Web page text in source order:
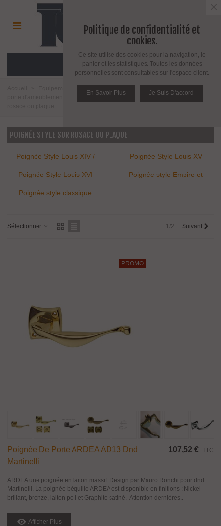
MENU
POIGNÉE STYLE SUR ROSACE OU PLAQUE
Poignée Style Louis XIV /
Poignée Style Louis XV
Poignée Style Louis XVI
Poignée style Empire et
Poignée style classique
Sélectionner 1/2 Suivant
PROMO
Poignée De Porte ARDEA AD13 Dnd
Martinelli
107,52 € TTC
ARDEA une poignée en laiton massif. Design par Mauro Ronchi pour dnd
Martinelli. La poignée béquille ARDEA est disponible en finitions : Nickel
brillant, bronze, laiton poli et Graphite satiné. Attention dernières...
Afficher Plus
Politique de confidentialité et
cookies.
Ce site utilise des cookies pour la navigation, le
panier et les statistiques. Toutes les données
personnelles sont consultables sur l'espace client.
En Savoir Plus Je Suis D'accord